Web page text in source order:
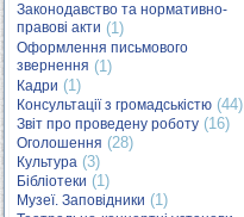
Законодавство та нормативно-
правові акти (1)
Оформлення письмового
звернення (1)
Кадри (1)
Консультації з громадськістю (44)
Звіт про проведену роботу (16)
Оголошення (28)
Культура (3)
Бібліотеки (1)
Музеї. Заповідники (1)